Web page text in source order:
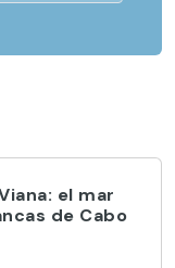
el mar
de Cabo